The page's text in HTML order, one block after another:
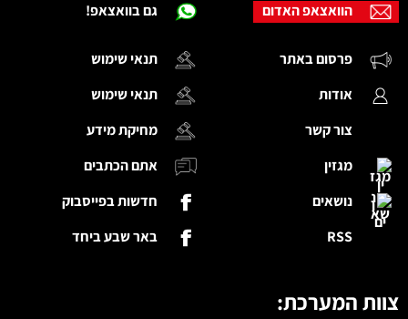
גם בוואצאפ!
תנאי שימוש
תנאי שימוש
מחיקת מידע
אתם הכתבים
חדשות בפייסבוק
באר שבע ביחד
הוואצאפ האדום
פרסום באתר
אודות
צור קשר
מגזין
נושאים
RSS
צוות המערכת: